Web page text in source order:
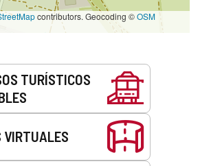
contributors. Geocoding ©OSM
TURÍSTICOS
VIRTUALES